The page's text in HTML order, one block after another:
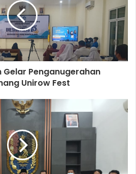
Gelar Penganugerahan
Unirow Fest